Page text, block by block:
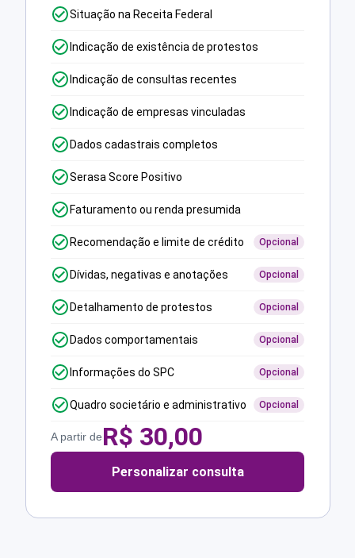
Situação na Receita Federal
Indicação de existência de protestos
Indicação de consultas recentes
Indicação de empresas vinculadas
Dados cadastrais completos
Serasa Score Positivo
Faturamento ou renda presumida
Recomendação e limite de crédito Opcional
Dívidas, negativas e anotações Opcional
Detalhamento de protestos Opcional
Dados comportamentais Opcional
Informações do SPC Opcional
Quadro societário e administrativo Opcional
A partir deR$ 30,00
Personalizar consulta